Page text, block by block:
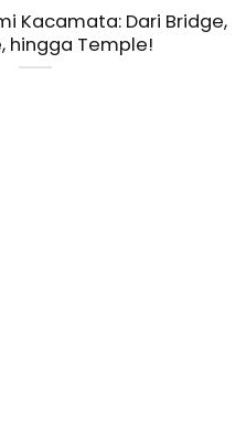
Kacamata: Dari Bridge,
hingga Temple!